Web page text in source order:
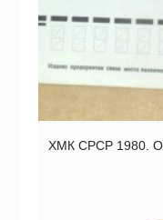
ХМК СРСР 1980.